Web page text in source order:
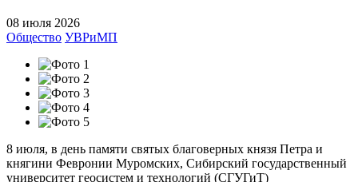
08 июля 2026
Общество УВРиМП
8 июля, в день памяти святых благоверных князя Петра и
княгини Февронии Муромских, Сибирский государственный
университет геосистем и технологий (СГУГиТ)